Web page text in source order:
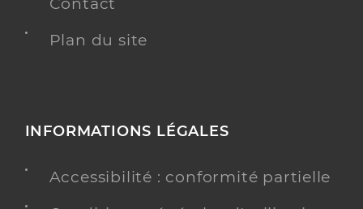
Plan du site
INFORMATIONS LÉGALES
Accessibilité : conformité partielle